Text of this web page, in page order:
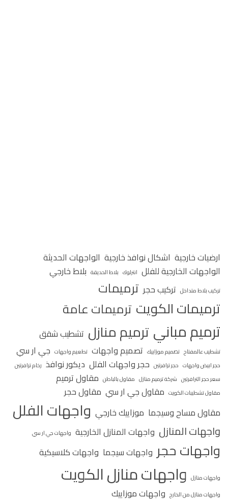
ارضيات خارجية اشكال نوافذ خارجية الواجهات الحديثة
الواجهات الخارجية للفلل انترلوك بلاط الحديقة بلاط خارجي
تركيب بلاط متداخل تركيب حجر ترميمات
ترميمات الكويت ترميمات عامة
ترميم مباني ترميم منازل تشطيب شقق
تشطيب عالمفتاح تصميم موزاييك تصميم واجهات تطعيم واجهات جي ار سي
حجر ابيض واجهات حجر ترافرتين حجر واجهات الفلل ديكور نوافذ رخام ترافرتين
سعر حجر الترافرتين شركة ترميم منازل مقاول بالباطن مقاول ترميم
مقاول تشطيبات الكويت مقاول جي ار سي مقاول حجر
مقاول مساح وسيجما موزاييك خارجي واجهات الفلل
واجهات المنازل واجهات المنازل الخارجية واجهات جي ار سي
واجهات حجر واجهات سيجما واجهات كلاسيكية
واجهات منازل واجهات منازل الكويت
واجهات منازل من الخارج واجهات موزاييك